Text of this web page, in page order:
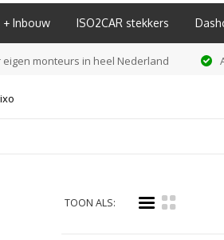
+ Inbouw ISO2CAR stekkers
monteurs in heel Nederland
TOON ALS: i k